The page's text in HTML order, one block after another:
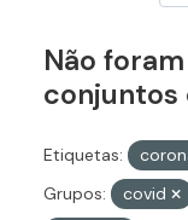
Não
conjuntos
Etiquetas:
Grupos:
covid